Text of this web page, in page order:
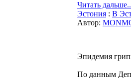
Читать
Эстония : В
Автор:
Эпидемия
По данным